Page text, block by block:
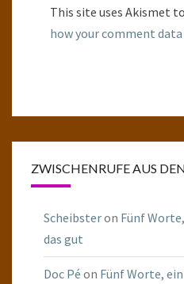
This site uses Akismet
how your comment data
ZWISCHENRUFE AUS
Scheibsteron Fünf
das gut
Doc Pé on Fünf Worte,